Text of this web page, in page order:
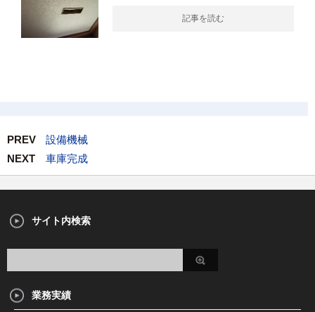
記事を読む
PREV
設備機械
NEXT
車庫完成
サイト内検索
業務実績